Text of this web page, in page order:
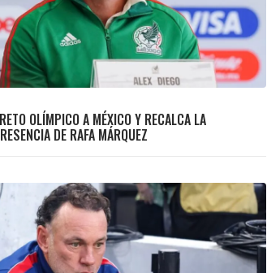
OLÍMPICO A MÉXICO Y RECALCA LA
DE RAFA MÁRQUEZ